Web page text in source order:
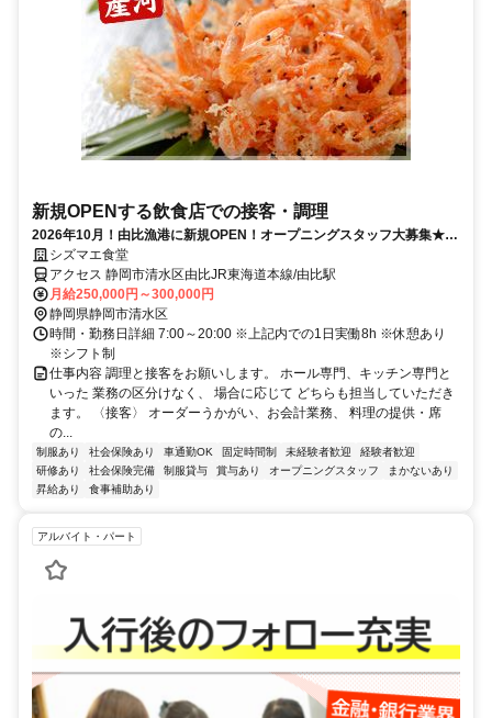
新規OPENする飲食店での接客・調理
2026年10月！由比漁港に新規OPEN！オープニングスタッフ大募集★新
たな店舗づくりに携わってみませんか♪
シズマエ食堂
アクセス 静岡市清水区由比JR東海道本線/由比駅
月給250,000円～300,000円
静岡県静岡市清水区
時間・勤務日詳細 7:00～20:00 ※上記内での1日実働8h ※休憩あり
※シフト制
仕事内容 調理と接客をお願いします。 ホール専門、キッチン専門と
いった 業務の区分けなく、 場合に応じて どちらも担当していただき
ます。 〈接客〉 オーダーうかがい、お会計業務、 料理の提供・席
の...
制服あり 社会保険あり 車通勤OK 固定時間制 未経験者歓迎
経験者歓迎
研修あり
社会保険完備 制服貸与 賞与あり オープニングスタッフ
まかないあり
昇給あり
食事補助あり
アルバイト・パート